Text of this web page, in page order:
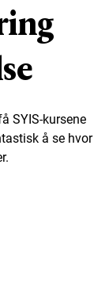
SYIS-kursene
å se hvor